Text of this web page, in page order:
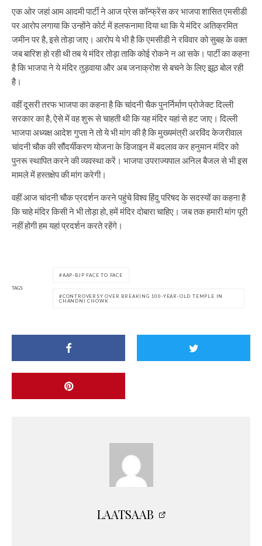
एक ओर जहां आम आदमी पार्टी ने आज प्रेस कॉन्फ्रेंस कर भाजपा शासित एमसीडी
पर आरोप लगाया कि उन्होंने कोर्ट में हलफनामा दिया था कि ये मंदिर अतिक्रमित
जमीन पर है, इसे तोड़ा जाए। आरोप ये भी है कि एमसीडी ने रविवार को सुबह के वक्त
जब बारिश हो रही थी तब ये मंदिर तोड़ा ताकि कोई रोकने न आ सके। पार्टी का कहना
है कि भाजपा ने ये मंदिर तुड़वाया और अब जनाक्रोश से बचने के लिए झूठ बोल रही
है।
वहीं दूसरी तरफ भाजपा का कहना है कि चांदनी चैक पुनर्निर्माण प्रोजेक्ट दिल्ली
सरकार का है, ऐसे में वह शुरू से चाहती थी कि यह मंदिर यहां से हट जाए। दिल्ली
भाजपा अध्यक्ष आदेश गुप्ता ने तो ये भी मांग की है कि मुख्यमंत्री अरविंद केजरीवाल
चांदनी चौक की सौंदर्यीकरण योजना के डिजाइन में बदलाव कर हनुमान मंदिर को
पुनरू स्थापित करने की व्यवस्था करें। भाजपा उपराज्यपाल अनिल बैजल से भी इस
मामले में हस्तक्षेप की मांग करेगी।
वहीं आज चांदनी चौक प्रदर्शन करने पहुंचे विश्व हिंदु परिषद के सदस्यों का कहना है
कि चाहे मंदिर किसी ने भी तोड़ा हो, हमें मंदिर दोबारा चाहिए। जब तक हमारी मांग पूरी
नहीं होगी हम यहां प्रदर्शन करते रहेंगे।
TAGS
AAP-BJP FACE TO FACE
CONTROVERSY OVER BREAKING 100-YEAR-OLD TEMPLE IN
CHANDNI CHOWK
LAATSAAB